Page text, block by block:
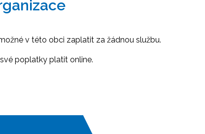
v této obci zaplatit za žádnou službu.
poplatky platit online.